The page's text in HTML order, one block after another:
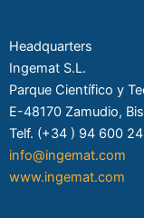
Headquarters
Ingemat S.L.
Parque Científico y
E-48170 Zamudio,
Telf. (+34 ) 94 600
info@ingemat.com
www.ingemat.com